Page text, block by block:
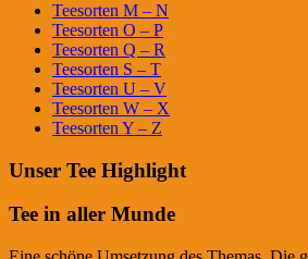
Teesorten M – N
Teesorten O – P
Teesorten Q – R
Teesorten S – T
Teesorten U – V
Teesorten W – X
Teesorten Y – Z
Unser Tee Highlight
Tee in aller Munde